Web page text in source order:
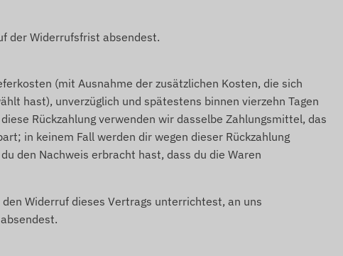
der Widerrufsfrist absendest.
(mit Ausnahme der zusätzlichen Kosten, die sich
hast), unverzüglich und spätestens binnen vierzehn Tagen
Rückzahlung verwenden wir dasselbe Zahlungsmittel, das
in keinem Fall werden dir wegen dieser Rückzahlung
den Nachweis erbracht hast, dass du die Waren
Widerruf dieses Vertrags unterrichtest, an uns